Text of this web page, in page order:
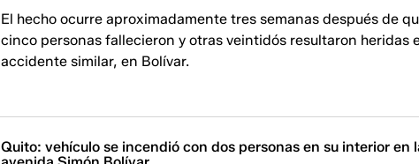
El hecho ocurre aproximadamente tres semanas después de
cinco personas fallecieron y otras veintidós resultaron heridas
accidente similar, en Bolívar.
Quito: vehículo se incendió con dos personas en su interior en